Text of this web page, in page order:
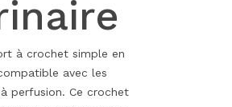
à crochet simple en
avec les
perfusion. Ce crochet